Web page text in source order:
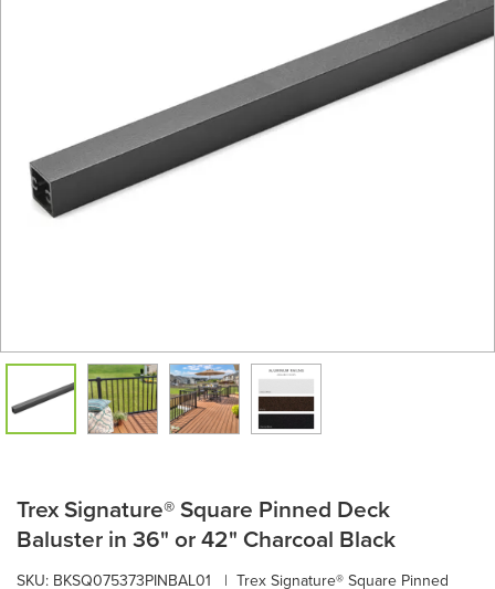
Trex Signature® Square Pinned Deck
Baluster in 36" or 42" Charcoal Black
SKU: BKSQ075373PINBAL01 | Trex Signature® Square Pinned